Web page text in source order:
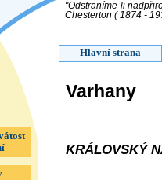
"Odstraníme-li
Chesterton ( 1874 -
Hlavní strana
Varhany
KRÁLOVSKÝ